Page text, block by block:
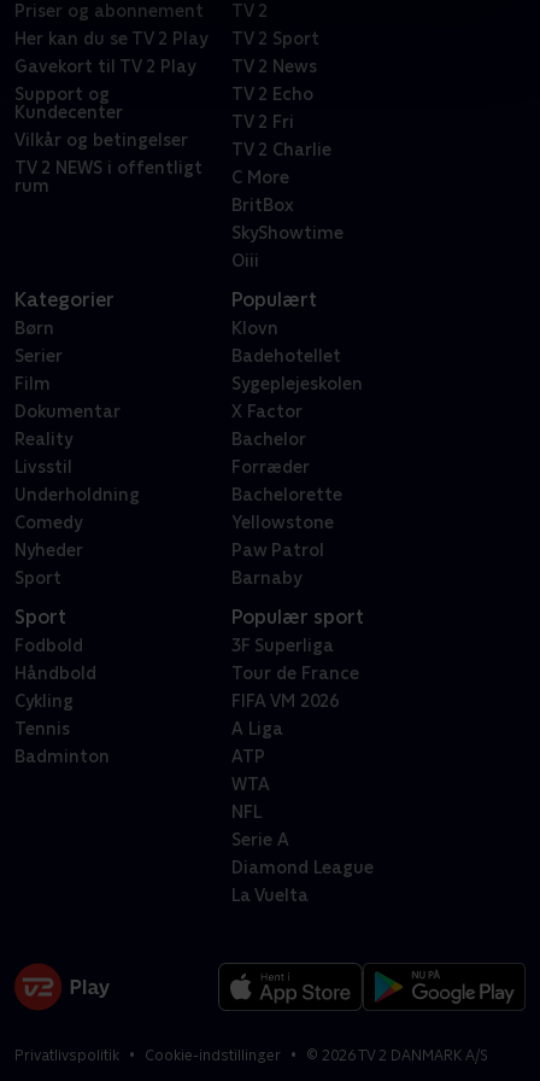
Priser og abonnement
Her kan du se TV 2 Play
Gavekort til TV 2 Play
Support og
Kundecenter
Vilkår og betingelser
TV 2 NEWS i offentligt
rum
TV 2
TV 2 Sport
TV 2 News
TV 2 Echo
TV 2 Fri
TV 2 Charlie
C More
BritBox
SkyShowtime
Oiii
Kategorier
Børn
Serier
Film
Dokumentar
Reality
Livsstil
Underholdning
Comedy
Nyheder
Sport
Populært
Klovn
Badehotellet
Sygeplejeskolen
X Factor
Bachelor
Forræder
Bachelorette
Yellowstone
Paw Patrol
Barnaby
Sport
Fodbold
Håndbold
Cykling
Tennis
Badminton
Populær sport
3F Superliga
Tour de France
FIFA VM 2026
A Liga
ATP
WTA
NFL
Serie A
Diamond League
La Vuelta
Privatlivspolitik Cookie-indstillinger © 2026TV 2 DANMARK A/S